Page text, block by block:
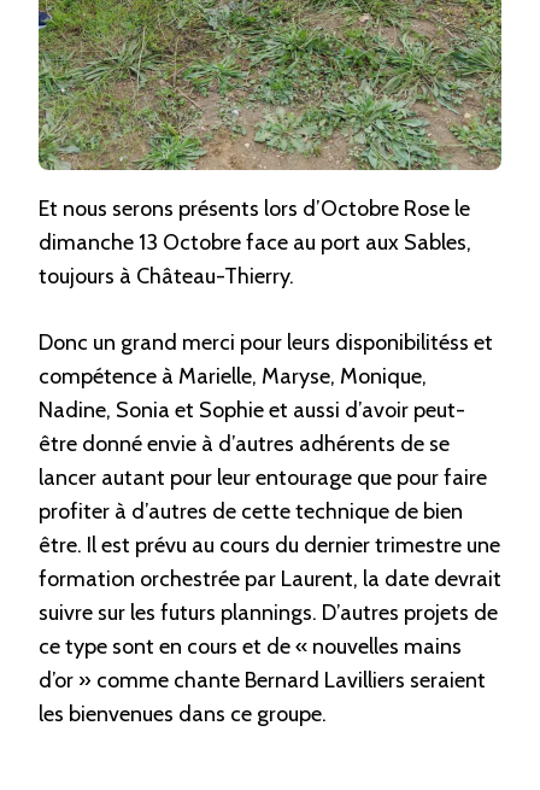
Et nous serons présents lors d’Octobre Rose le
dimanche 13 Octobre face au port aux Sables,
toujours à Château-Thierry.
Donc un grand merci pour leurs disponibilitéss et
compétence à Marielle, Maryse, Monique,
Nadine, Sonia et Sophie et aussi d’avoir peut-
être donné envie à d’autres adhérents de se
lancer autant pour leur entourage que pour faire
profiter à d’autres de cette technique de bien
être. Il est prévu au cours du dernier trimestre une
formation orchestrée par Laurent, la date devrait
suivre sur les futurs plannings. D’autres projets de
ce type sont en cours et de « nouvelles mains
d’or » comme chante Bernard Lavilliers seraient
les bienvenues dans ce groupe.